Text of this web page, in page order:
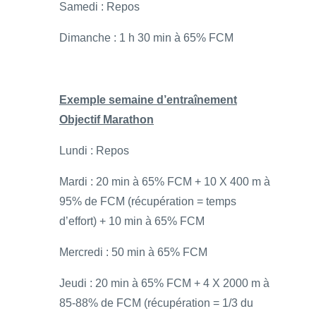
Samedi : Repos
Dimanche : 1 h 30 min à 65% FCM
Exemple semaine d’entraînement
Objectif Marathon
Lundi : Repos
Mardi : 20 min à 65% FCM + 10 X 400 m à
95% de FCM (récupération = temps
d’effort) + 10 min à 65% FCM
Mercredi : 50 min à 65% FCM
Jeudi : 20 min à 65% FCM + 4 X 2000 m à
85-88% de FCM (récupération = 1/3 du